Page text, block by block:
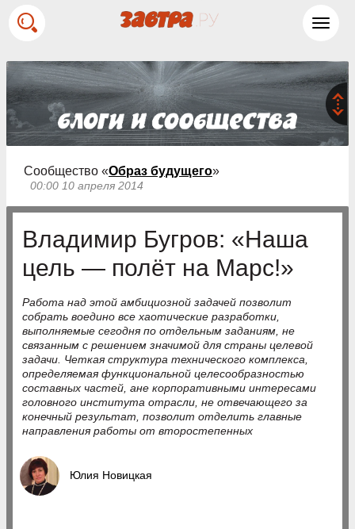
Сообщество «Образ будущего»
00:00 10 апреля 2014
Владимир Бугров: «Наша
цель — полёт на Марс!»
Работа над этой амбициозной задачей позволит
собрать воедино все хаотические разработки,
выполняемые сегодня по отдельным заданиям, не
связанным с решением значимой для страны целевой
задачи. Четкая структура технического комплекса,
определяемая функциональной целесообразностью
составных частей, ане корпоративными интересами
головного института отрасли, не отвечающего за
конечный результат, позволит отделить главные
направления работы от второстепенных
Юлия Новицкая